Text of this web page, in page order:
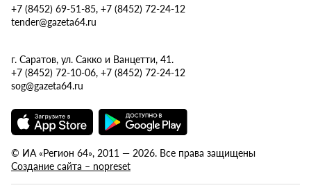
+7 (8452) 69-51-85, +7 (8452) 72-24-12
tender@gazeta64.ru
г. Саратов, ул. Сакко и Ванцетти, 41.
+7 (8452) 72-10-06, +7 (8452) 72-24-12
sog@gazeta64.ru
© ИА «Регион 64», 2011 — 2026. Все права защищены
Создание сайта – nopreset